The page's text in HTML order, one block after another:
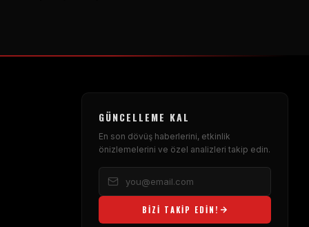
GÜNCELLEME KAL
En son dövüş haberlerini, etkinlik
önizlemelerini ve özel analizleri takip edin.
BIZI TAKIP EDIN!